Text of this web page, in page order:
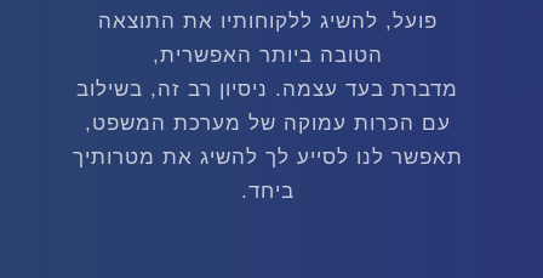
פועל, להשיג ללקוחותיו את התוצאה
הטובה ביותר האפשרית,
מדברת בעד עצמה. ניסיון רב זה, בשילוב
עם הכרות עמוקה של מערכת המשפט,
תאפשר לנו לסייע לך להשיג את מטרותיך
ביחד.